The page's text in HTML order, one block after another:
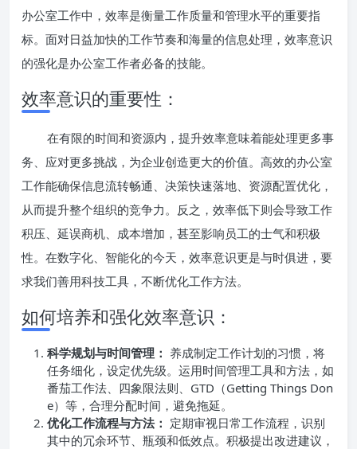
办公室工作中，效率是衡量工作质量和管理水平的重要指
标。面对日益加快的工作节奏和海量的信息处理，效率意识
的强化是办公室工作者必备的技能。
效率意识的重要性：
在有限的时间和资源内，提升效率意味着能处理更多事
务、应对更多挑战，为企业创造更大的价值。高效的办公室
工作能确保信息流转畅通、决策快速落地、资源配置优化，
从而提升整个组织的竞争力。反之，效率低下则会导致工作
积压、延误商机、成本增加，甚至影响员工的士气和积极
性。在数字化、智能化的今天，效率意识更是与时俱进，要
求我们善用科技工具，不断优化工作方法。
如何培养和强化效率意识：
科学规划与时间管理： 养成制定工作计划的习惯，将
任务细化，设定优先级。运用时间管理工具和方法，如
番茄工作法、四象限法则、GTD（Getting Things Don
e）等，合理分配时间，避免拖延。
优化工作流程与方法： 定期审视日常工作流程，识别
其中的冗余环节、瓶颈和低效点。积极提出改进建议，